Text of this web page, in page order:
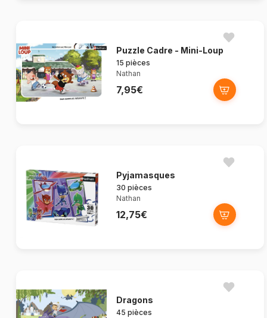
Puzzle Cadre - Mini-Loup
15 pièces
Nathan
7,95€
Pyjamasques
30 pièces
Nathan
12,75€
Dragons
45 pièces